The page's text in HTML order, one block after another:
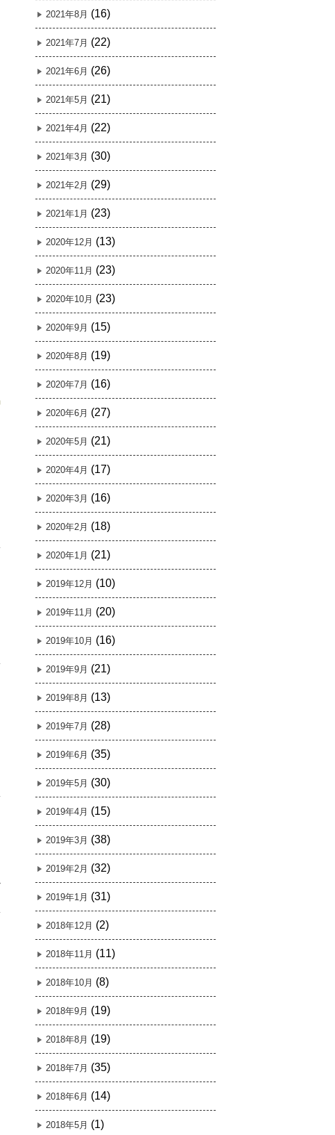
2021年8月 (16)
2021年7月 (22)
2021年6月 (26)
2021年5月 (21)
2021年4月 (22)
2021年3月 (30)
2021年2月 (29)
2021年1月 (23)
2020年12月 (13)
2020年11月 (23)
2020年10月 (23)
2020年9月 (15)
2020年8月 (19)
2020年7月 (16)
2020年6月 (27)
2020年5月 (21)
2020年4月 (17)
2020年3月 (16)
2020年2月 (18)
2020年1月 (21)
2019年12月 (10)
2019年11月 (20)
2019年10月 (16)
2019年9月 (21)
2019年8月 (13)
2019年7月 (28)
2019年6月 (35)
2019年5月 (30)
2019年4月 (15)
2019年3月 (38)
2019年2月 (32)
2019年1月 (31)
2018年12月 (2)
2018年11月 (11)
2018年10月 (8)
2018年9月 (19)
2018年8月 (19)
2018年7月 (35)
2018年6月 (14)
2018年5月 (1)